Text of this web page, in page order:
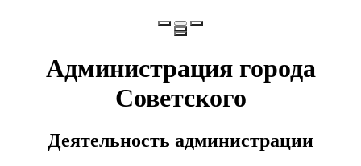
Администрация города
Советского
Деятельность администрации